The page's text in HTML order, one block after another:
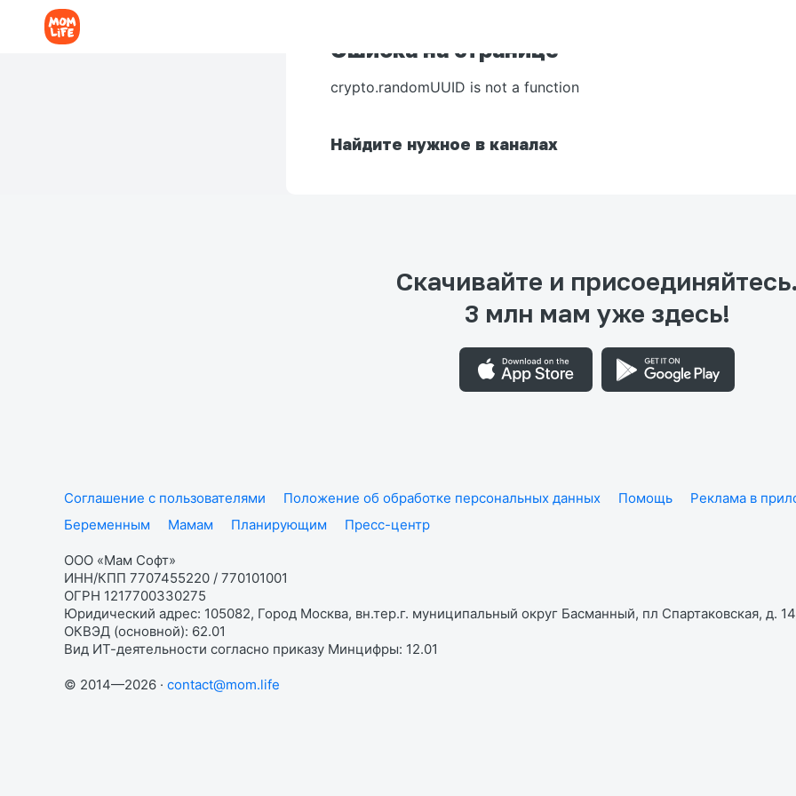
Ошибка на странице
crypto.randomUUID is not a function
Найдите нужное в каналах
Скачивайте и присоединяйтесь.
3 млн мам уже здесь!
Соглашение с пользователями Положение об обработке персональных данных Помощь Реклама в
Беременным
Мамам Планирующим Пресс-центр
ООО «Мам Софт»
ИНН/КПП 7707455220 / 770101001
ОГРН 1217700330275
Юридический адрес: 105082, Город Москва, вн.тер.г. муниципальный округ Басманный, пл Спартаковская, д.
ОКВЭД (основной): 62.01
Вид ИТ-деятельности согласно приказу Минцифры: 12.01
© 2014—2026 · contact@mom.life